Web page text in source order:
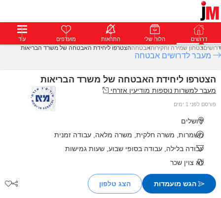
דרושים פרופילים הודעות פרימיום דרושים הלוח שלי התראות מועדפים עוד
דרושיםבטחון שמירה וחקירותאבטחההצטרפו ליחידת האבטחה של משרד הבריאות
מעבר לדרושים אבטחה
הצטרפו ליחידת האבטחה של משרד הבריאות
מעבר למשרות נוספות מודיעין אזרחי
פורסם לפני 1 ימים
ירושלים
משמרות, משרה חלקית, משרה מלאה, עבודה זמנית
עבודה בלילה, עבודה בסופי שבוע, שעות גמישות
לא צוין שכר
הגש מועמדות